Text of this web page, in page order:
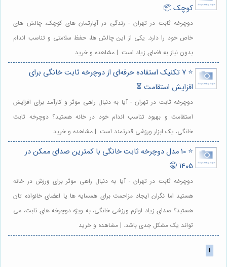
کوچک 📦
دوچرخه ثابت در تهران - زندگی در آپارتمان های کوچک، چالش های
خاص خود را دارد. یکی از این چالش ها، حفظ سلامتی و تناسب اندام
بدون نیاز به فضای زیاد است. | مشاهده و خرید
⭐️ 7 تکنیک استفاده حرفه‌ای از دوچرخه ثابت خانگی برای
افزایش استقامت ⏳
دوچرخه ثابت در تهران - آیا به دنبال راهی موثر و کارآمد برای افزایش
استقامت و بهبود تناسب اندام خود در خانه هستید؟ دوچرخه ثابت
خانگی، یک ابزار ورزشی قدرتمند است. | مشاهده و خرید
⭐️ 10 مدل دوچرخه ثابت خانگی با کمترین صدای ممکن در
1405 🤫
دوچرخه ثابت در تهران - آیا به دنبال راهی موثر برای ورزش در خانه
هستید اما نگران ایجاد مزاحمت برای همسایه ها یا اعضای خانواده تان
هستید؟ صدای زیاد لوازم ورزشی خانگی، به ویژه دوچرخه های ثابت، می
تواند یک مشکل جدی باشد. | مشاهده و خرید